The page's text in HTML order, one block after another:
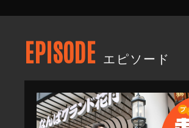
EPISODE エピソード